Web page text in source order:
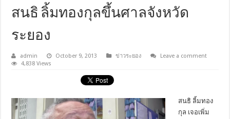
สนธิ ลิ้มทองกุลขึ้นศาลจังหวัด
ระยอง
admin October 9, 2013 ข่าวระยอง
Leave a comment
4,838 Views
สนธิ ลิ้มทอง
กุล เจอเพิ่ม